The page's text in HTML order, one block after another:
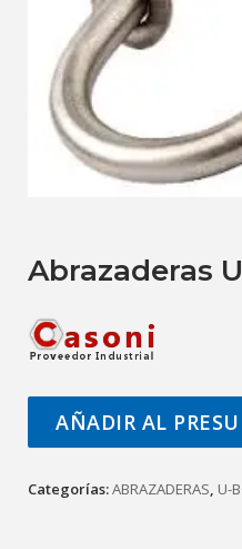
Abrazaderas
AÑADIR AL
Categorías:ABRAZADERAS, U-